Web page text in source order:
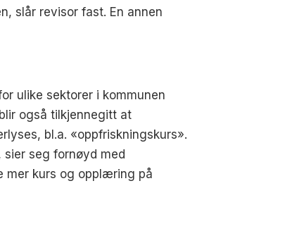
slår revisor fast. En annen
ulike sektorer i kommunen
også tilkjennegitt at
bl.a. «oppfriskningskurs».
sier seg fornøyd med
mer kurs og opplæring på